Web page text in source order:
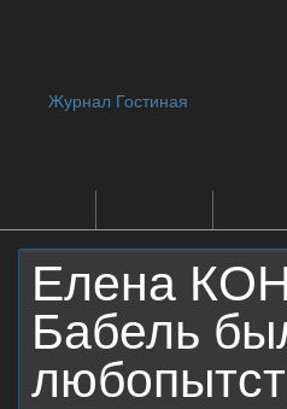
Журнал Гостиная
Елена
Бабель